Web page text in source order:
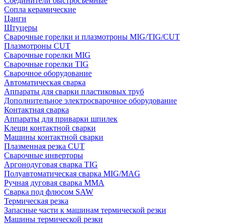
Сопла керамические
Цанги
Штуцеры
Сварочные горелки и плазмотроны MIG/TIG/CUT
Плазмотроны CUT
Сварочные горелки MIG
Сварочные горелки TIG
Сварочное оборудование
Автоматическая сварка
Аппараты для сварки пластиковых труб
Дополнительное электросварочное оборудование
Контактная сварка
Аппараты для приварки шпилек
Клещи контактной сварки
Машины контактной сварки
Плазменная резка CUT
Сварочные инверторы
Аргонодуговая сварка TIG
Полуавтоматическая сварка MIG/MAG
Ручная дуговая сварка MMA
Сварка под флюсом SAW
Термическая резка
Запасные части к машинам термической резки
Машины термической резки